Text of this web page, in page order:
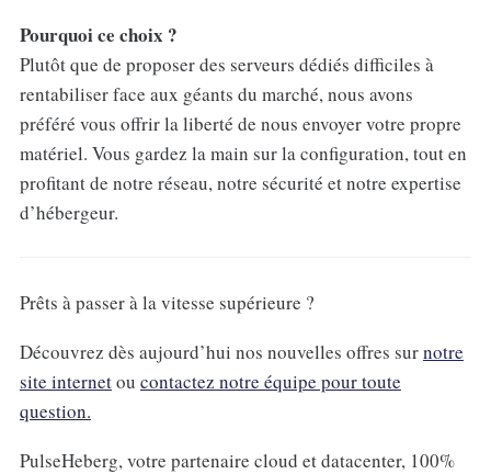
Pourquoi ce choix ?
Plutôt que de proposer des serveurs dédiés difficiles à
rentabiliser face aux géants du marché, nous avons
préféré vous offrir la liberté de nous envoyer votre propre
matériel. Vous gardez la main sur la configuration, tout en
profitant de notre réseau, notre sécurité et notre expertise
d’hébergeur.
Prêts à passer à la vitesse supérieure ?
Découvrez dès aujourd’hui nos nouvelles offres surnotre
site internetou contactez notre équipe pour toute
question.
PulseHeberg, votre partenaire cloud et datacenter, 100%